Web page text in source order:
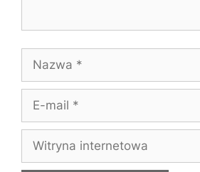
Nazwa
Witryna
internetowa